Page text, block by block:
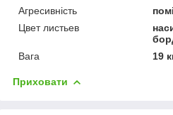
Агресивність
Цвет листьев
Вага
19
Приховати